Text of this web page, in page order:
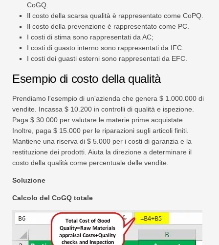
CoGQ.
Il costo della scarsa qualità è rappresentato come CoPQ.
Il costo della prevenzione è rappresentato come PC.
I costi di stima sono rappresentati da AC;
I costi di guasto interno sono rappresentati da IFC.
I costi dei guasti esterni sono rappresentati da EFC.
Esempio di costo della qualità
Prendiamo l'esempio di un'azienda che genera $ 1.000.000 di
vendite. Incassa $ 10.200 in controlli di qualità e ispezione.
Paga $ 30.000 per valutare le materie prime acquistate.
Inoltre, paga $ 15.000 per le riparazioni sugli articoli finiti.
Mantiene una riserva di $ 5.000 per i costi di garanzia e la
restituzione dei prodotti. Aiuta la direzione a determinare il
costo della qualità come percentuale delle vendite.
Soluzione
Calcolo del CoGQ totale